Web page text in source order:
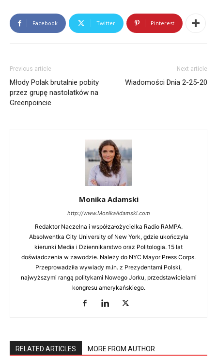
Redaktor Naczelna i współzałożycielka Radio
RAMPA. Absolwentka City University of New York,
wywiady m.in. z Prezydentami Polski, najwyższymi
rangą politykami Nowego Jorku, przedstawicielami
kongresu amerykańskiego.
Facebook Twitter Pinterest
Previous article
Młody Polak brutalnie pobity
przez grupę nastolatków na
Greenpoincie
Next article
Wiadomości Dnia 2-25-20
Monika Adamski
http://www.MonikaAdamski.com
Redaktor Naczelna i współzałożycielka Radio RAMPA.
Absolwentka City University of New York, gdzie ukończyła
kierunki Media i Dziennikarstwo oraz Politologia. 15 lat
doświadczenia w zawodzie. Należy do NYC Mayor Press Corps.
Przeprowadziła wywiady m.in. z Prezydentami Polski,
najwyższymi rangą politykami Nowego Jorku, przedstawicielami
kongresu amerykańskiego.
RELATED ARTICLES MORE FROM AUTHOR